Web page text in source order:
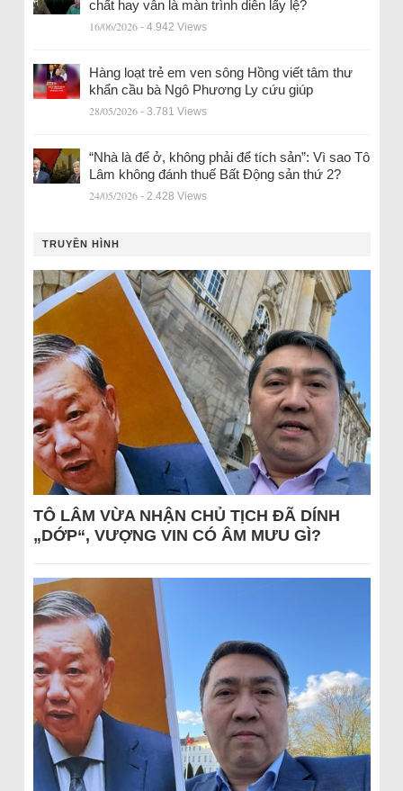
chất hay vẫn là màn trình diễn lấy lệ?
16/06/2026 - 4.942 Views
Hàng loạt trẻ em ven sông Hồng viết tâm thư
khẩn cầu bà Ngô Phương Ly cứu giúp
28/05/2026 - 3.781 Views
“Nhà là để ở, không phải để tích sản”: Vì sao Tô
Lâm không đánh thuế Bất Động sản thứ 2?
24/05/2026 - 2.428 Views
TRUYỀN HÌNH
TÔ LÂM VỪA NHẬN CHỦ TỊCH ĐÃ DÍNH
„DỚP“, VƯỢNG VIN CÓ ÂM MƯU GÌ?